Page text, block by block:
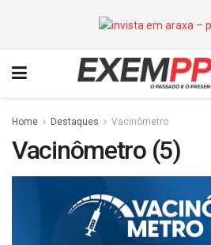
Home Destaques Vacinômetro
Vacinômetro (5)